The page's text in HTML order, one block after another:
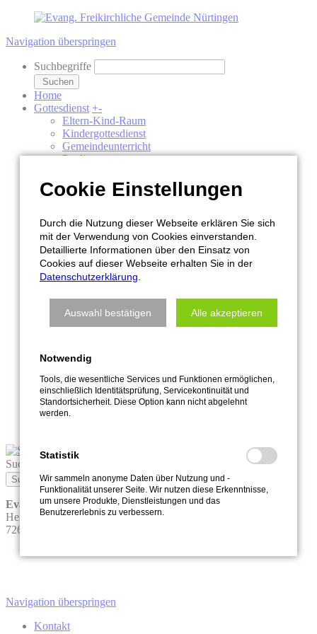
Navigation überspringen
Suchbegriffe
Suchen
Home
Gottesdienst +-
Eltern-Kind-Raum
Kindergottesdienst
Gemeindeunterricht
Predigten
Jungschar
Flame
Hauskreise
Wortwechsel
Gebetsabend
Musik
Events +-
Rückblicke
Kalender
Über uns +-
Gemeindeleitung
Gemeindegeschichte
Mission & Netzwerke
Spende
Kontakt
+
Suchbegriffe
Suchen
Evangelisch-Freikirchliche Gemeinde Nürtingen (Baptisten)
Helmholtzweg 32
72622 Nürtingen
Navigation überspringen
Kontakt
Cookie Einstellungen
Durch die Nutzung dieser Webseite erklären Sie sich
mit der Verwendung von Cookies einverstanden.
Detaillierte Informationen über den Einsatz von
Cookies auf dieser Webseite erhalten Sie in der
Datenschutzerklärung
Auswahl bestätigen Alle akzeptieren
Notwendig
Tools, die wesentliche Services und Funktionen ermöglichen,
einschließlich Identitätsprüfung, Servicekontinuität und
Standortsicherheit. Diese Option kann nicht abgelehnt
werden.
Statistik
Wir sammeln anonyme Daten über Nutzung und -
Funktionalität unserer Seite. Wir nutzen diese Erkenntnisse,
um unsere Produkte, Dienstleistungen und das
Benutzererlebnis zu verbessern.